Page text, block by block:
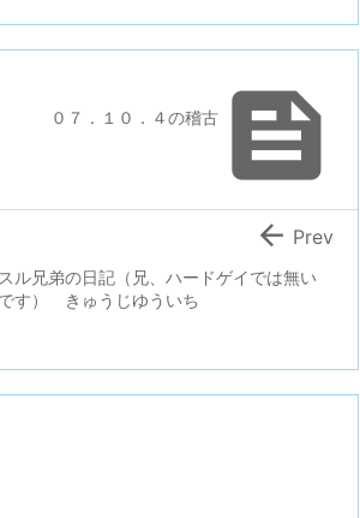

０７．１０．４の稽古
ル兄弟の日記（兄、ハードゲイでは無い
す） きゅうじゆういち
 Prev